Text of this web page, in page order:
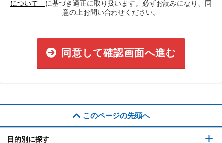
について」 に基づき適正に取り扱います。必ずお読みになり、同
意の上お問い合わせください。
同意して確認画面へ進む
このページの先頭へ
目的別に探す